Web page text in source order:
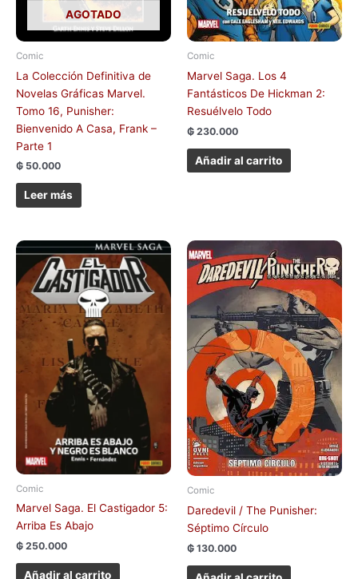
AGOTADO
Comic
La Colección Definitiva de
Novelas Gráficas Marvel.
Tomo 16, Punisher:
Bienvenido A Casa, Frank –
Parte 1
₲ 50.000
Leer más
Comic
Marvel Saga. Los 4
Fantásticos De Hickman 2:
Resuélvelo Todo
₲ 230.000
Añadir al carrito
Comic
Marvel Saga. El Castigador 5:
Arriba Es Abajo
₲ 250.000
Añadir al carrito
Comic
Daredevil / The Punisher:
Séptimo Círculo
₲ 130.000